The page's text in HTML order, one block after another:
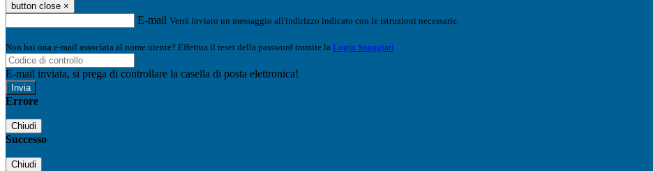
button close ×
E-mail Verrà inviato un messaggio all'indirizzo indicato con le istruzioni necessarie.
Non hai una e-mail associata al nome utente? Effettua il reset della password tramite la Login Spaggiari
E-mail inviata, si prega di controllare la casella di posta elettronica!
Errore
Chiudi
Successo
Chiudi